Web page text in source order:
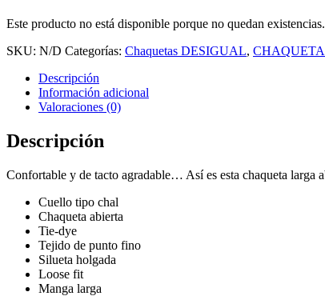
Este producto no está disponible porque no quedan existencias.
SKU: N/D Categorías: Chaquetas DESIGUAL,
Descripción
Información adicional
Valoraciones (0)
Descripción
Confortable y de tacto agradable… Así es esta chaqueta larga
Cuello tipo chal
Chaqueta abierta
Tie-dye
Tejido de punto fino
Silueta holgada
Loose fit
Manga larga